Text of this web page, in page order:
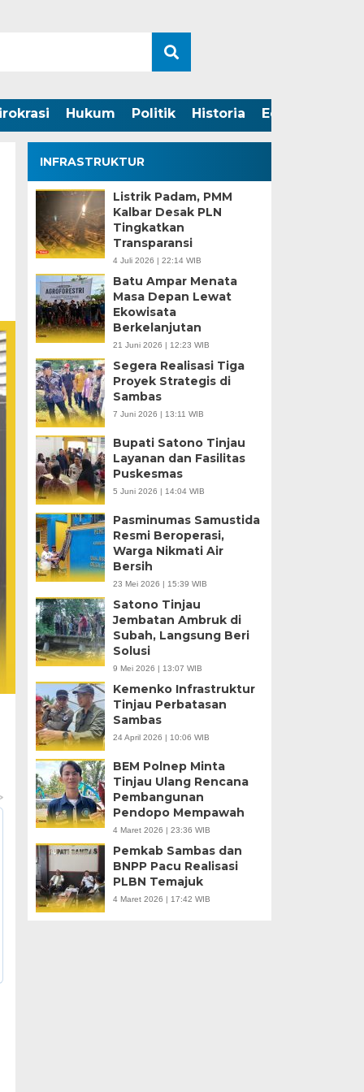
Hukum Politik Historia Edukasi
INFRASTRUKTUR
Listrik Padam, PMM
Kalbar Desak PLN
Tingkatkan
Transparansi
4 Juli 2026 | 22:14 WIB
Batu Ampar Menata
Masa Depan Lewat
Ekowisata
Berkelanjutan
21 Juni 2026 | 12:23 WIB
Segera Realisasi Tiga
Proyek Strategis di
Sambas
7 Juni 2026 | 13:11 WIB
Bupati Satono Tinjau
Layanan dan Fasilitas
Puskesmas
5 Juni 2026 | 14:04 WIB
Pasminumas Samustida
Resmi Beroperasi,
Warga Nikmati Air
Bersih
23 Mei 2026 | 15:39 WIB
Satono Tinjau
Jembatan Ambruk di
Subah, Langsung Beri
Solusi
9 Mei 2026 | 13:07 WIB
Kemenko Infrastruktur
Tinjau Perbatasan
Sambas
24 April 2026 | 10:06 WIB
BEM Polnep Minta
Tinjau Ulang Rencana
Pembangunan
Pendopo Mempawah
4 Maret 2026 | 23:36 WIB
Pemkab Sambas dan
BNPP Pacu Realisasi
PLBN Temajuk
4 Maret 2026 | 17:42 WIB